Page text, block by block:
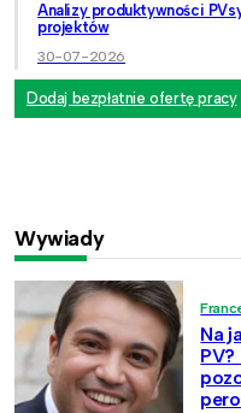
Analizy produktywności
projektów
30-07-2026
Dodaj bezpłatnie ofertę pracy
Wywiady
Na